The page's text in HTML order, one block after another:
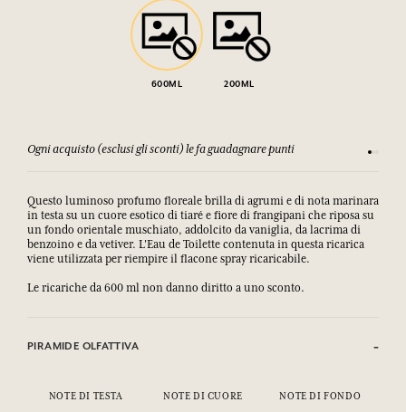
600ML 200ML
Ogni acquisto (esclusi gli sconti) le fa guadagnare punti
Questo luminoso profumo floreale brilla di agrumi e di nota marinara
in testa su un cuore esotico di tiaré e fiore di frangipani che riposa su
un fondo orientale muschiato, addolcito da vaniglia, da lacrima di
benzoino e da vetiver. L'Eau de Toilette contenuta in questa ricarica
viene utilizzata per riempire il flacone spray ricaricabile.
Le ricariche da 600 ml non danno diritto a uno sconto.
PIRAMIDE OLFATTIVA
NOTE DI TESTA NOTE DI CUORE NOTE DI FONDO